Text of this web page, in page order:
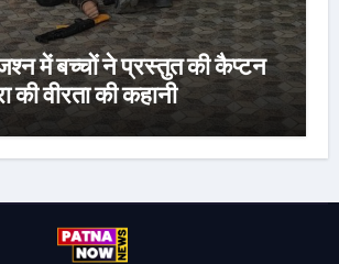
में बच्चों ने प्रस्तुत की कैप्टन
की वीरता की कहानी